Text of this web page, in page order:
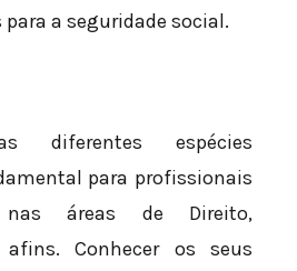
a seguridade social.
diferentes espécies
para profissionais
áreas de Direito,
Conhecer os seus